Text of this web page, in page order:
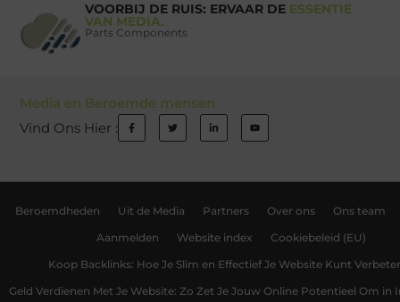
VOORBIJ DE RUIS: ERVAAR DE ESSENTIE
VAN MEDIA.
Parts Components
Media en Beroemde mensen
Vind Ons Hier :
Beroemdheden Uit de Media Partners Over ons Ons team
Aanmelden Website index Cookiebeleid (EU)
Koop Backlinks: Hoe Je Slim en Effectief Je Website Kunt
Geld Verdienen Met Je Website: Zo Zet Je Jouw Online Potentieel Om in